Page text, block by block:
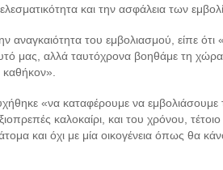
και την ασφάλεια των
αναγκαιότητα του εμβολιασμού, είπε ότι
μας, αλλά ταυτόχρονα βοηθάμε τη
καθήκον».
«να καταφέρουμε να
καλοκαίρι, και του χρόνου, τέτοιο
και όχι με μία οικογένεια όπως θα